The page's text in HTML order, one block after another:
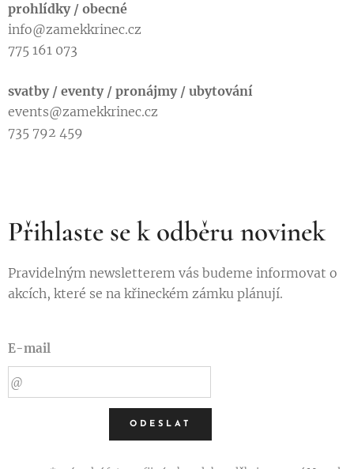
prohlídky / obecné
info@zamekkrinec.cz
775 161 073
svatby / eventy / pronájmy / ubytování
events@zamekkrinec.cz
735 792 459
Přihlaste se k odběru novinek
Pravidelným newsletterem vás budeme informovat o
akcích, které se na křineckém zámku plánují.
E-mail
ODESLAT